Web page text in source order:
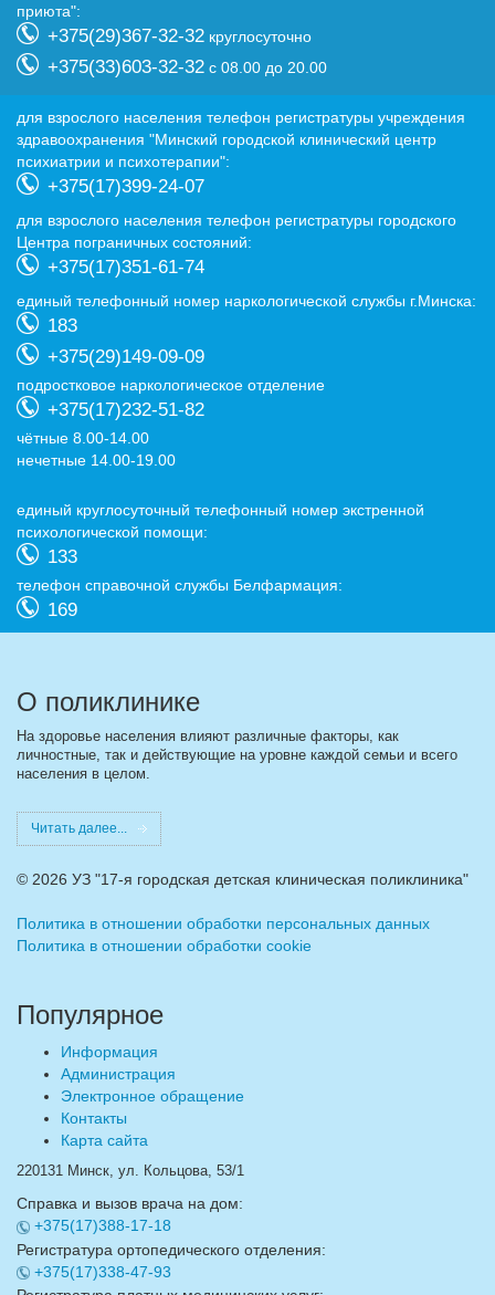
приюта":
+375(29)367-32-32 круглосуточно
+375(33)603-32-32 с 08.00 до 20.00
для взрослого населения телефон регистратуры учреждения
здравоохранения "Минский городской клинический центр
психиатрии и психотерапии":
+375(17)399-24-07
для взрослого населения телефон регистратуры городского
Центра пограничных состояний:
+375(17)351-61-74
eдиный телефонный номер наркологической службы г.Минска:
183
+375(29)149-09-09
подростковое наркологическое отделение
+375(17)232-51-82
чётные 8.00-14.00
нечетные 14.00-19.00
eдиный круглосуточный телефонный номер экстренной
психологической помощи:
133
телефон справочной службы Белфармация:
169
О поликлинике
На здоровье населения влияют различные факторы, как
личностные, так и действующие на уровне каждой семьи и всего
населения в целом.
Читать далее...
© 2026 УЗ "17-я городская детская клиническая поликлиника"
Политика в отношении обработки персональных данных
Политика в отношении обработки cookie
Популярное
Информация
Администрация
Электронное обращение
Контакты
Карта сайта
220131 Минск, ул. Кольцова, 53/1
Справка и вызов врача на дом:
+375(17)388-17-18
Регистратура ортопедического отделения:
+375(17)338-47-93